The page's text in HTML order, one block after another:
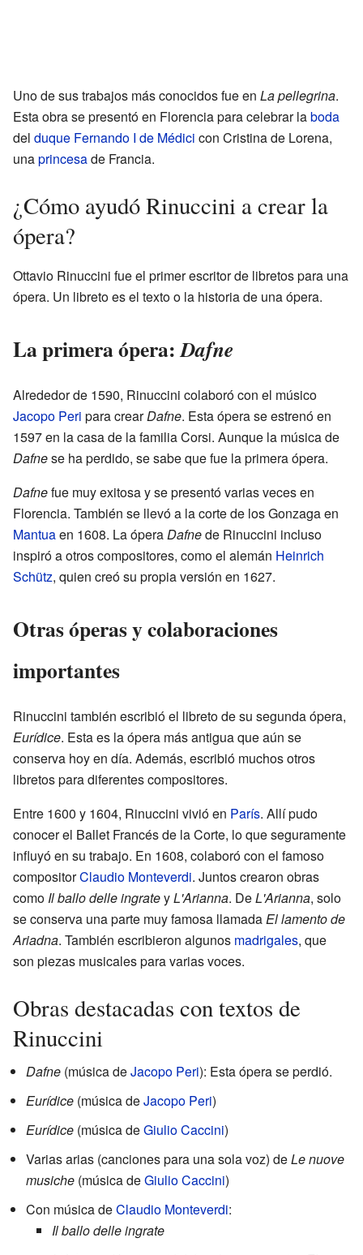
Uno de sus trabajos más conocidos fue en La pellegrina.
Esta obra se presentó en Florencia para celebrar laboda
del duque Fernando I de Médici con Cristina de Lorena,
unaprincesade Francia.
¿Cómo ayudó Rinuccini a crear la
ópera?
Ottavio Rinuccini fue el primer escritor de libretos para una
ópera. Un libreto es el texto o la historia de una ópera.
La primera ópera:Dafne
Alrededor de 1590, Rinuccini colaboró con el músico
Jacopo Peri para crearDafne. Esta ópera se estrenó en
1597 en la casa de la familia Corsi. Aunque la música de
Dafnese ha perdido, se sabe que fue la primera ópera.
Dafnefue muy exitosa y se presentó varias veces en
Florencia. También se llevó a la corte de los Gonzaga en
Mantuaen 1608. La óperaDafnede Rinuccini incluso
inspiró a otros compositores, como el alemán Heinrich
Schütz, quien creó su propia versión en 1627.
Otras óperas y colaboraciones
importantes
Rinuccini también escribió el libreto de su segunda ópera,
Eurídice. Esta es la ópera más antigua que aún se
conserva hoy en día. Además, escribió muchos otros
libretos para diferentes compositores.
Entre 1600 y 1604, Rinuccini vivió en París. Allí pudo
conocer el Ballet Francés de la Corte, lo que seguramente
influyó en su trabajo. En 1608, colaboró con el famoso
compositorClaudio Monteverdi. Juntos crearon obras
como Il ballo delle ingrateyL'Arianna. DeL'Arianna, solo
se conserva una parte muy famosa llamadaEl lamento de
Ariadna. También escribieron algunos madrigales, que
son piezas musicales para varias voces.
Obras destacadas con textos de
Rinuccini
Dafne (música deJacopo Peri): Esta ópera se perdió.
Eurídice (música deJacopo Peri)
Eurídice (música deGiulio Caccini)
Varias arias (canciones para una sola voz) deLe nuove
musiche (música deGiulio Caccini)
Con música deClaudio Monteverdi:
Il ballo delle ingrate